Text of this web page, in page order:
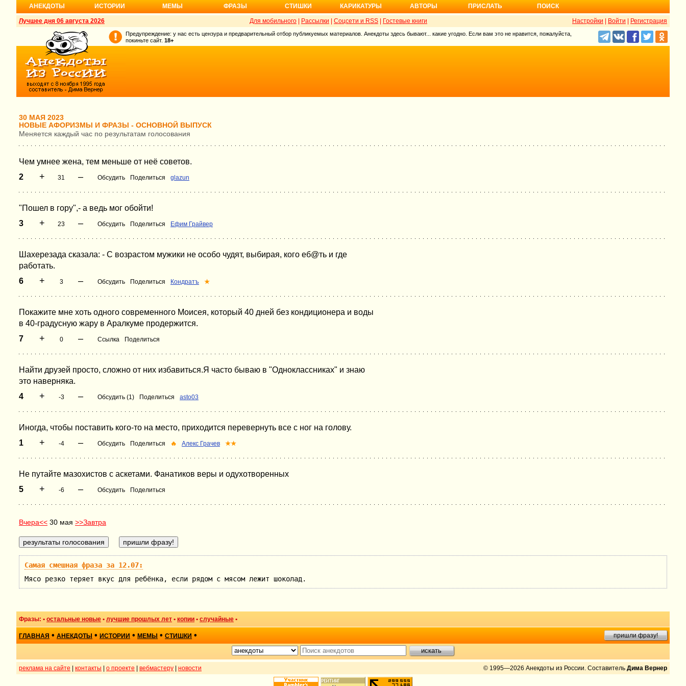
АНЕКДОТЫ ИСТОРИИ МЕМЫ ФРАЗЫ СТИШКИ КАРИКАТУРЫ АВТОРЫ ПРИСЛАТЬ ПОИСК
Лучшее дня 06 августа 2026 Настройки Войти Регистрация
Для мобильного Рассылки Соцсети и RSS Гостевые книги
Предупреждение: у нас есть цензура и предварительный отбор публикуемых материалов. Анекдоты здесь бывают... какие угодно. Если вам это не нравится, пожалуйста,
покиньте сайт. 18+
30 МАЯ 2023
НОВЫЕ АФОРИЗМЫ И ФРАЗЫ - ОСНОВНОЙ ВЫПУСК
Меняется каждый час по результатам голосования
Чем умнее жена, тем меньше от неё советов.
2
+ 31 – Обсудить Поделиться glazun
"Пошел в гору",- а ведь мог обойти!
3
+ 23 – Обсудить Поделиться Ефим Грайвер
Шахерезада сказала: - С возрастом мужики не особо чудят, выбирая, кого еб@ть и где
работать.
6
+ 3 – Обсудить Поделиться Кондратъ ★
Покажите мне хоть одного современного Моисея, который 40 дней без кондиционера и воды
в 40-градусную жару в Аралкуме продержится.
7
+ 0 – Ссылка Поделиться
Найти друзей просто, сложно от них избавиться.Я часто бываю в "Одноклассниках" и знаю
это наверняка.
4
+ -3 – Обсудить (1) Поделиться asto03
Иногда, чтобы поставить кого-то на место, приходится перевернуть все с ног на голову.
1
+ -4 – Обсудить Поделиться 🔥 Алекс Грачев ★★
Не путайте мазохистов с аскетами. Фанатиков веры и одухотворенных
5
+ -6 – Обсудить Поделиться
Вчера<< 30 мая >>Завтра
Самая смешная фраза за 12.07:
Мясо резко теряет вкус для ребёнка, если рядом с мясом лежит шоколад.
Фразы: • остальные новые • лучшие прошлых лет • копии • случайные •
ГЛАВНАЯ • АНЕКДОТЫ • ИСТОРИИ • МЕМЫ • СТИШКИ • пришли фразу!
реклама на сайте контакты о проекте вебмастеру новости © 1995—2026 Анекдоты из России. Составитель Дима Вернер